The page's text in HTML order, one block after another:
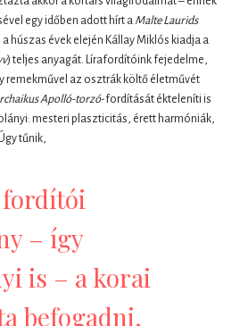
egy időben adott hírt a Malte Laurids
húszas évek elején Kállay Miklós kiadja a
) teljes anyagát. Lírafordítóink fejedelme,
remekművel az osztrák költő életművét
Apolló-torzó-fordítását ékteleníti is
mesteri plaszticitás, érett harmóniák,
tűnik,
– így
is – a korai
befogadni,